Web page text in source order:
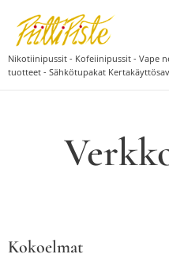
Nikotiinipussit - Kofeiinipussit - Vape
tuotteet - Sähkötupakat
Kokoelmat